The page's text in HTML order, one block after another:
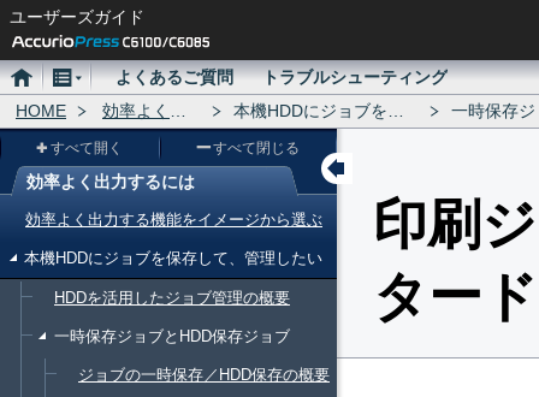
ユーザーズガイド
ホ
ー
メ
ニ
ュ
ー
よくあるご質問
トラブルシューティング
HOME
効率よく出力するには 本機HDDにジョブを保存して、管理したい 一時保存ジョブとHDD
ュ
効率よく出力するには
すべて開く すべて閉じる
効率よく出力する機能をイメージから選ぶ
本機HDDにジョブを保存して、管理したい
HDDを活用したジョブ管理の概要
一時保存ジョブとHDD保存ジョブ
ジョブの一時保存／HDD保存の概要
印刷
ター